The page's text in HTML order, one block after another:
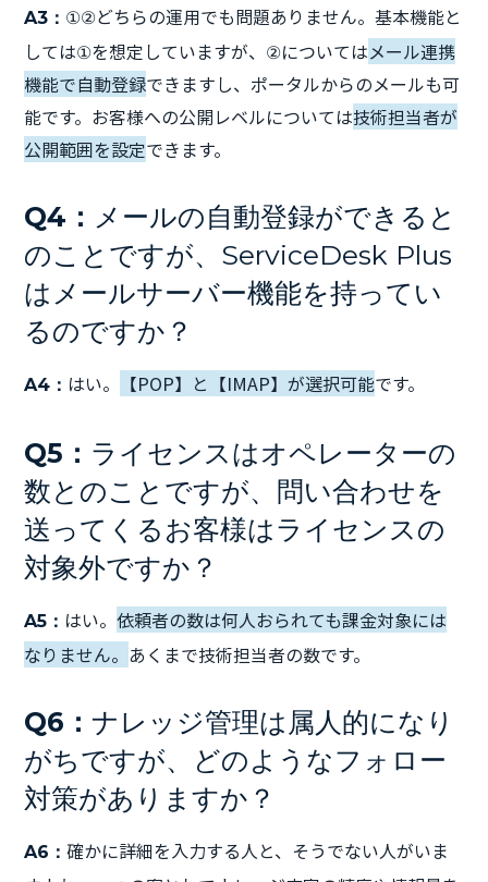
A3： ①②どちらの運用でも問題ありません。基本機能と
しては①を想定していますが、②についてはメール連携
機能で自動登録できますし、ポータルからのメールも可
能です。お客様への公開レベルについては技術担当者が
公開範囲を設定できます。
Q4： メールの自動登録ができると
のことですが、ServiceDesk Plus
はメールサーバー機能を持ってい
るのですか？
A4： はい。 【POP】と【IMAP】が選択可能です。
Q5： ライセンスはオペレーターの
数とのことですが、問い合わせを
送ってくるお客様はライセンスの
対象外ですか？
A5： はい。依頼者の数は何人おられても課金対象には
なりません。 あくまで技術担当者の数です。
Q6：ナレッジ管理は属人的になり
がちですが、どのようなフォロー
対策がありますか？
A6：確かに詳細を入力する人と、そうでない人がいま